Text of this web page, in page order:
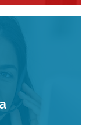
venta